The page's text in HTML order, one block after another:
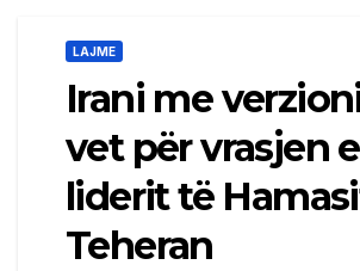
LAJME
Irani me
vet për vrasjen e
liderit të
Teheran